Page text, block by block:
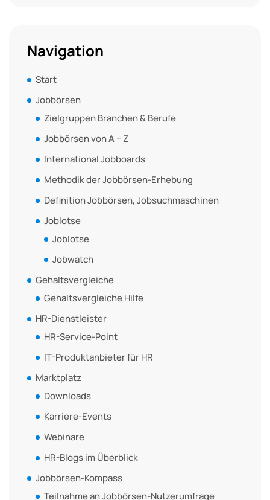
Navigation
Start
Jobbörsen
Zielgruppen Branchen & Berufe
Jobbörsen von A – Z
International Jobboards
Methodik der Jobbörsen-Erhebung
Definition Jobbörsen, Jobsuchmaschinen
Joblotse
Joblotse
Jobwatch
Gehaltsvergleiche
Gehaltsvergleiche Hilfe
HR-Dienstleister
HR-Service-Point
IT-Produktanbieter für HR
Marktplatz
Downloads
Karriere-Events
Webinare
HR-Blogs im Überblick
Jobbörsen-Kompass
Teilnahme an Jobbörsen-Nutzerumfrage